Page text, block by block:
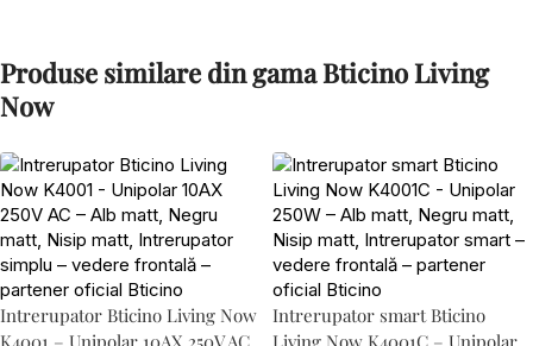
Produse similare din gama Bticino Living
Now
Intrerupator Bticino Living Now
K4001 – Unipolar 10AX 250V AC
Intrerupator smart Bticino
Living Now K4001C – Unipolar